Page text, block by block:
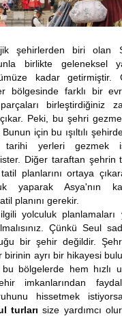
şehirlerden biri olan
birlikte geleneksel
kadar getirmiştir.
bölgesinde farklı bir
birleştirdiğiniz
Peki, bu şehri
Bunun için bu ışıltılı
tarihi yerleri gezmek
Diğer taraftan şehrin
planlarını ortaya
yaparak Asya'nın
planını gerekir.
yolculuk planlamaları
Çünkü Seul
bir şehir değildir.
birinin ayrı bir hikayesi
bölgelerde hem hızlı
imkanlarından
hissetmek
turları size yardımcı